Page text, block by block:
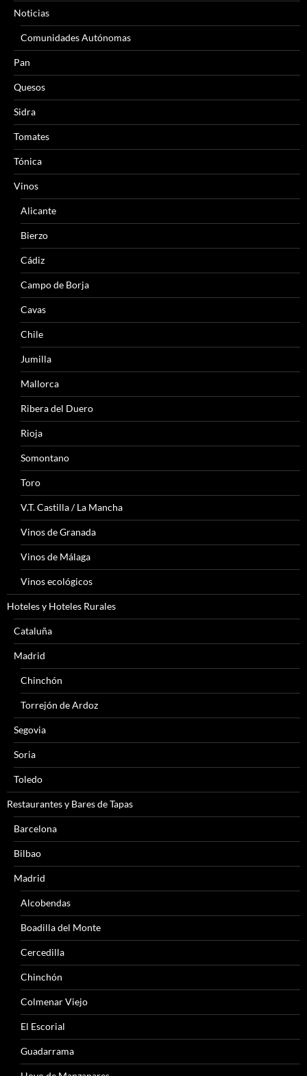
Noticias
Comunidades Autónomas
Pan
Quesos
Sidra
Tomates
Tónica
Vinos
Alicante
Bierzo
Cádiz
Campo de Borja
Cavas
Chile
Jumilla
Mallorca
Ribera del Duero
Rioja
Somontano
Toro
V.T. Castilla / La Mancha
Vinos de Granada
Vinos de Málaga
Vinos ecológicos
Hoteles y Hoteles Rurales
Cataluña
Madrid
Chinchón
Torrejón de Ardoz
Segovia
Soria
Toledo
Restaurantes y Bares de Tapas
Barcelona
Bilbao
Madrid
Alcobendas
Boadilla del Monte
Cercedilla
Chinchón
Colmenar Viejo
El Escorial
Guadarrama